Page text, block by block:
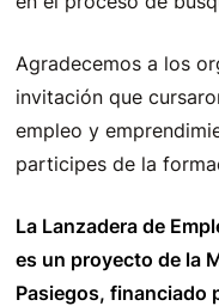
Agradecemos a los
invitación que
empleo y
participes de la
La Lanzadera de
es un proyecto de la
Pasiegos, financiado